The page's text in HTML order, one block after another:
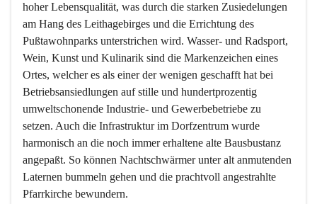
hoher Lebensqualität, was durch die starken Zusiedelungen
am Hang des Leithagebirges und die Errichtung des
Pußtawohnparks unterstrichen wird. Wasser- und Radsport,
Wein, Kunst und Kulinarik sind die Markenzeichen eines
Ortes, welcher es als einer der wenigen geschafft hat bei
Betriebsansiedlungen auf stille und hundertprozentig
umweltschonende Industrie- und Gewerbebetriebe zu
setzen. Auch die Infrastruktur im Dorfzentrum wurde
harmonisch an die noch immer erhaltene alte Bausbustanz
angepaßt. So können Nachtschwärmer unter alt anmutenden
Laternen bummeln gehen und die prachtvoll angestrahlte
Pfarrkirche bewundern.